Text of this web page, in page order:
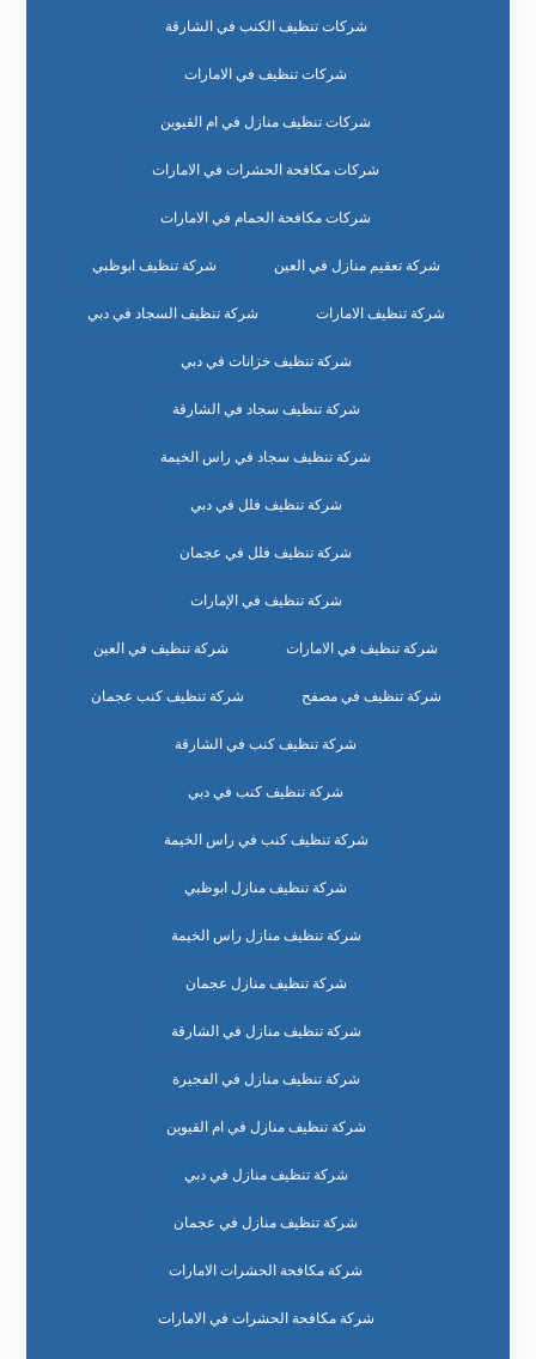
شركات تنظيف الكنب في الشارقة
شركات تنظيف في الامارات
شركات تنظيف منازل في ام القيوين
شركات مكافحة الحشرات في الامارات
شركات مكافحة الحمام في الامارات
شركة تعقيم منازل في العين شركة تنظيف ابوظبي
شركة تنظيف الامارات شركة تنظيف السجاد في دبي
شركة تنظيف خزانات في دبي
شركة تنظيف سجاد في الشارقة
شركة تنظيف سجاد في راس الخيمة
شركة تنظيف فلل في دبي
شركة تنظيف فلل في عجمان
شركة تنظيف في الإمارات
شركة تنظيف في الامارات شركة تنظيف في العين
شركة تنظيف في مصفح شركة تنظيف كنب عجمان
شركة تنظيف كنب في الشارقة
شركة تنظيف كنب في دبي
شركة تنظيف كنب في راس الخيمة
شركة تنظيف منازل ابوظبي
شركة تنظيف منازل راس الخيمة
شركة تنظيف منازل عجمان
شركة تنظيف منازل في الشارقة
شركة تنظيف منازل في الفجيرة
شركة تنظيف منازل في ام القيوين
شركة تنظيف منازل في دبي
شركة تنظيف منازل في عجمان
شركة مكافحة الحشرات الامارات
شركة مكافحة الحشرات في الامارات